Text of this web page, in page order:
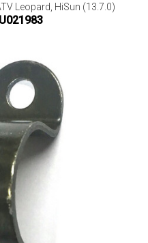
Leopard, HiSun (13.7.0)